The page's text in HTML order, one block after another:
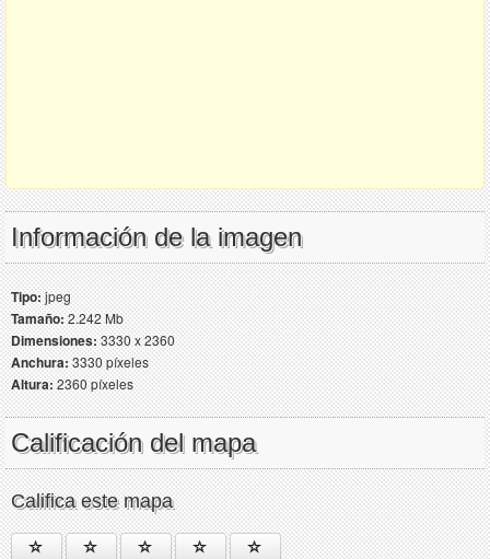
Información de la imagen
Tipo:jpeg
Tamaño:2.242 Mb
Dimensiones:3330 x 2360
Anchura:3330 píxeles
Altura:2360 píxeles
Calificación del mapa
Califica este mapa